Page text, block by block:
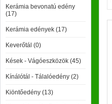
Kerámia bevonatú edény
(17)
Kerámia edények (17)
Keverőtál (0)
Kések - Vágóeszközök (45)
Kínálótál - Tálalóedény (2)
Kiöntőedény (13)